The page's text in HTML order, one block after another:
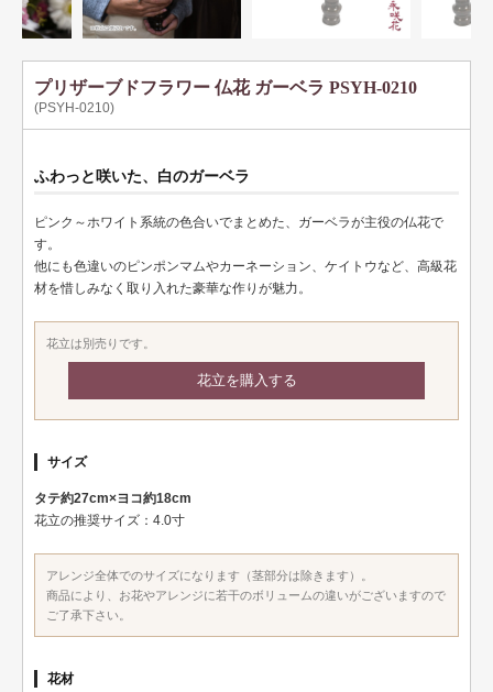
プリザーブドフラワー 仏花 ガーベラ PSYH-0210
(PSYH-0210)
ふわっと咲いた、白のガーベラ
ピンク～ホワイト系統の色合いでまとめた、ガーベラが主役の仏花で
す。
他にも色違いのピンポンマムやカーネーション、ケイトウなど、高級花
材を惜しみなく取り入れた豪華な作りが魅力。
花立は別売りです。
花立を購入する
サイズ
タテ約27cm×ヨコ約18cm
花立の推奨サイズ：4.0寸
アレンジ全体でのサイズになります（茎部分は除きます）。
商品により、お花やアレンジに若干のボリュームの違いがございますので
ご了承下さい。
花材